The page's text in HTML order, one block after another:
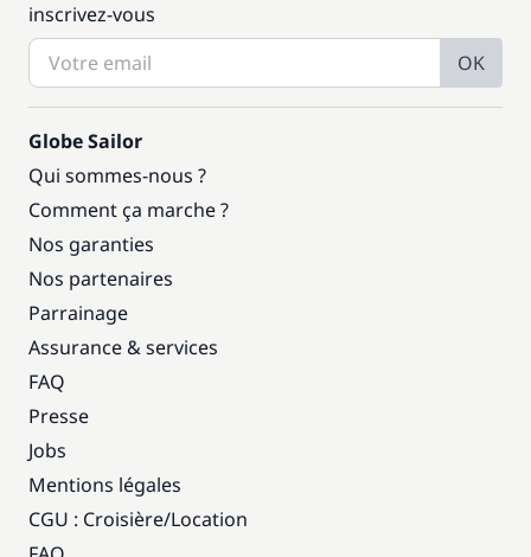
inscrivez-vous
OK
Globe Sailor
Qui sommes-nous ?
Comment ça marche ?
Nos garanties
Nos partenaires
Parrainage
Assurance & services
FAQ
Presse
Jobs
Mentions légales
CGU : Croisière/Location